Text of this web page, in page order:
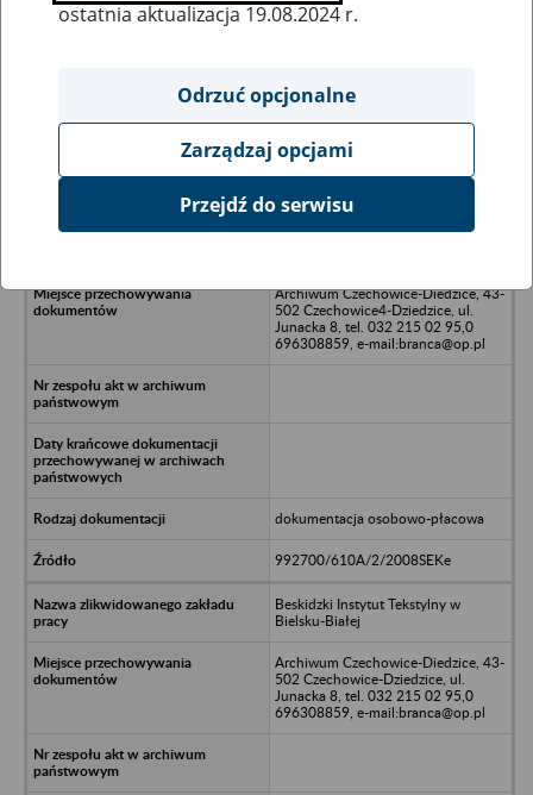
Ukryj wszystkie pozycje bazy
Kombinat Budownictwa Ogólnego
Archiwum Czechowice-Diedzice, 43-
502 Czechowice4-Dziedzice, ul.
Junacka 8, tel. 032 215 02 95,0
696308859, e-mail:branca@op.pl
dokumentacja osobowo-płacowa
992700/610A/2/2008SEKe
Beskidzki Instytut Tekstylny w
Bielsku-Białej
Archiwum Czechowice-Diedzice, 43-
502 Czechowice-Dziedzice, ul.
Junacka 8, tel. 032 215 02 95,0
696308859, e-mail:branca@op.pl
ostatnia aktualizacja 19.08.2024 r.
Odrzuć opcjonalne
Zarządzaj opcjami
Przejdź do serwisu